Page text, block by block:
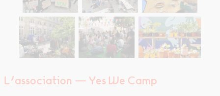
L’association — Yes We Camp